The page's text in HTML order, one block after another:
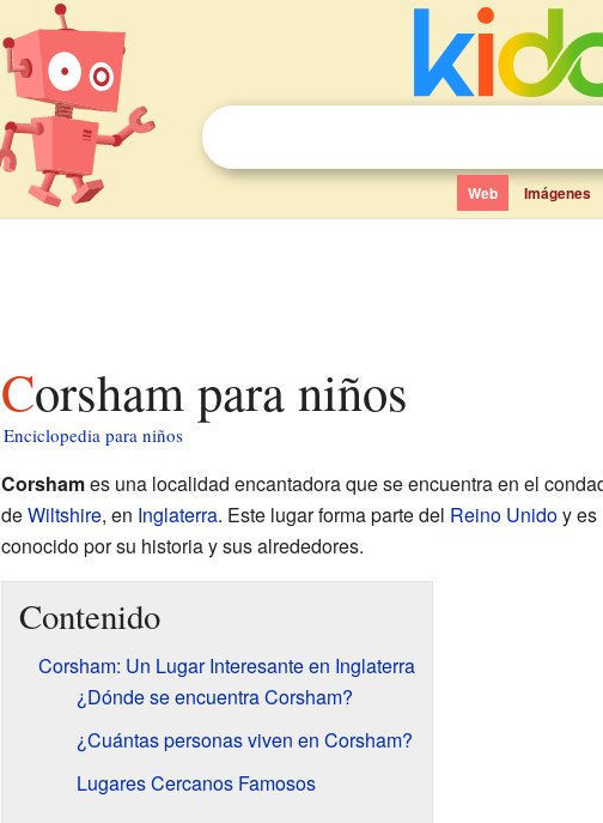
Web Imágenes
Corsham para niños
Enciclopedia para niños
Corshames una localidad encantadora que se encuentra en el
deWiltshire, en Inglaterra. Este lugar forma parte del Reino Unidoy es
conocido por su historia y sus alrededores.
Contenido
Corsham: Un Lugar Interesante en Inglaterra
¿Dónde se encuentra Corsham?
¿Cuántas personas viven en Corsham?
Lugares Cercanos Famosos